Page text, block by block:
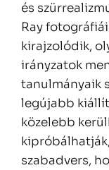
és
Ray
kirajzolódik,
irányzatok
tanulmányaik
legújabb
közelebb
szabadvers,